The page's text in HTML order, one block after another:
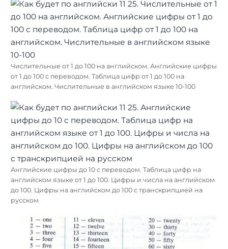
Числительные от 1 до 100 на английском. Английские цифры
от 1 до 100 с переводом. Таблица цифр от 1 до 100 на
английском. Числительные в английском языке 10-100
Английские цифры до 10 с переводом. Таблица цифр на
английском языке от 1 до 100. Цифры и числа на английском
до 100. Цифры на английском до 100 с транскрипцией на
русском